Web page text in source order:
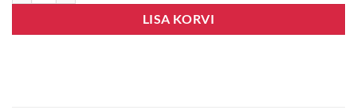
LISA KORVI